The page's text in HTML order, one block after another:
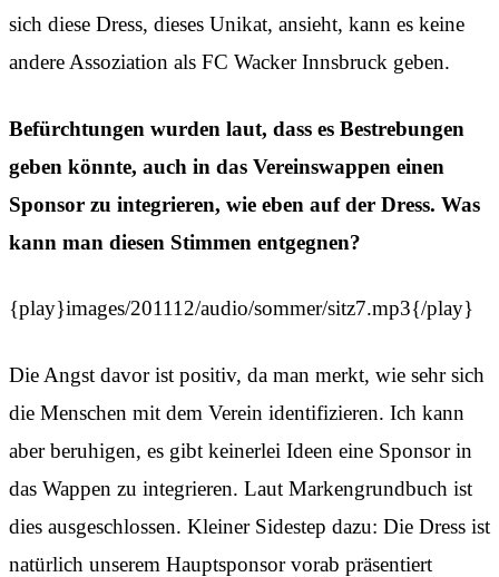
sich diese Dress, dieses Unikat, ansieht, kann es keine
andere Assoziation als FC Wacker Innsbruck geben.
Befürchtungen wurden laut, dass es Bestrebungen
geben könnte, auch in das Vereinswappen einen
Sponsor zu integrieren, wie eben auf der Dress. Was
kann man diesen Stimmen entgegnen?
{play}images/201112/audio/sommer/sitz7.mp3{/play}
Die Angst davor ist positiv, da man merkt, wie sehr sich
die Menschen mit dem Verein identifizieren. Ich kann
aber beruhigen, es gibt keinerlei Ideen eine Sponsor in
das Wappen zu integrieren. Laut Markengrundbuch ist
dies ausgeschlossen. Kleiner Sidestep dazu: Die Dress ist
natürlich unserem Hauptsponsor vorab präsentiert